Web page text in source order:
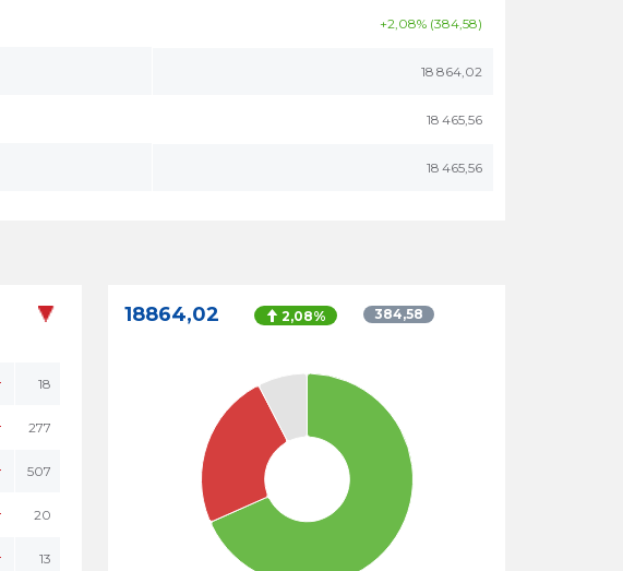
+2,08% (384,58)
18 864,02
18 465,56
18 465,56
18
277
507
20
13
18864,02 2,08% 384,58